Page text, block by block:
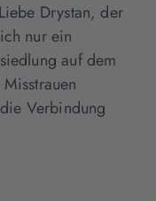
Drystan, der
nur ein
auf dem
Verbindung